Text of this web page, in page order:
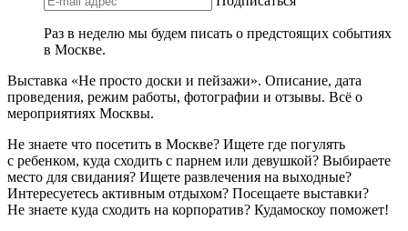
Раз в неделю мы будем писать о предстоящих событиях
в Москве.
Выставка «Не просто доски и пейзажи». Описание, дата
проведения, режим работы, фотографии и отзывы. Всё о
мероприятиях Москвы.
Не знаете что посетить в Москве? Ищете где погулять
с ребенком, куда сходить с парнем или девушкой? Выбираете
место для свидания? Ищете развлечения на выходные?
Интересуетесь активным отдыхом? Посещаете выставки?
Не знаете куда сходить на корпоратив? Кудамоскоу поможет!